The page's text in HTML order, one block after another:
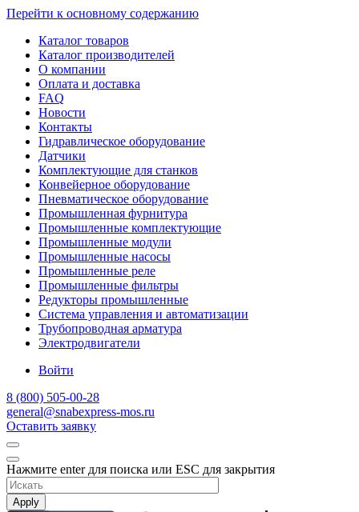
Перейти к основному содержанию
Каталог товаров
Каталог производителей
О компании
Оплата и доставка
FAQ
Новости
Контакты
Гидравлическое оборудование
Датчики
Комплектующие для станков
Конвейерное оборудование
Пневматическое оборудование
Промышленная фурнитура
Промышленные комплектующие
Промышленные модули
Промышленные насосы
Промышленные реле
Промышленные фильтры
Редукторы промышленные
Система управления и автоматизации
Трубопроводная арматура
Электродвигатели
Войти
8 (800) 505-00-28
general@snabexpress-mos.ru
Оставить заявку
Нажмите enter для поиска или ESC для закрытия
Apply